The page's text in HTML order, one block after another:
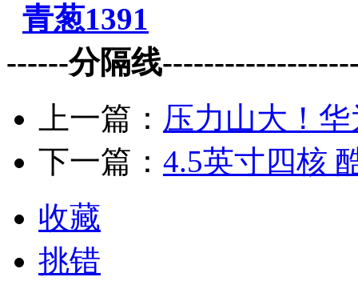
青葱1391
------分隔线
上一篇： 压力山大！
下一篇： 4.5英寸四核
收藏
挑错